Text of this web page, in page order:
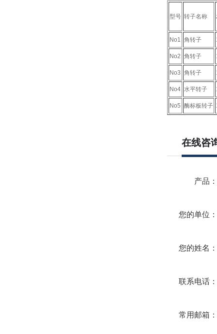
型号 转子名称
No1 角转子
No2 角转子
No3 角转子
No4 水平转子
No5 酶标板转子
在线咨
产品
您的单位
您的姓名
联系电话
常用邮箱